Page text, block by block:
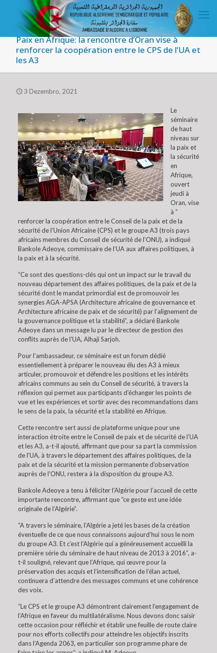
Paix en Afrique: la rencontre d’Oran vise à
renforcer la coopération entre le CPS de l’UA et
les A3
3 Dezembro, 2021
Le
séminaire
de haut
niveau sur
la paix et
la sécurité
en
Afrique,
ouvert
jeudi à
Oran, vise
à ”
renforcer la coopération entre le Conseil de la paix et de la
sécurité de l’Union Africaine (CPS) et le groupe A3 (trois pays
africains membres du Conseil de sécurité de l’ONU), a indiqué
Bankole Adeoye, commissaire de l’UA aux affaires politiques, à
la paix et à la sécurité.
“Ce sont des questions-clés qui ont un impact sur le travail du
nouveau département des affaires politiques, de la paix et de la
sécurité dont le mandat primordial est de promouvoir les
synergies AGA-APSA (Architecture africaine de gouvernance et
Architecture africaine de paix et de sécurité) par l’alignement de
la gouvernance politique et la stabilité”, a déclaré Bankole
Adeoye dans un message lu par le directeur de gestion des
conflits auprès de l’UA, Alhaji Sarjoh.
Pour l’ambassadeur, ce séminaire est un forum dédié
essentiellement à préparer le nouveau élu des A3 à mieux
articuler, promouvoir et défendre les positions et les intérêts
africains communs au sein du Conseil de sécurité, à travers la
réflexion qui permet aux participants d’échanger les points de
vue et les expériences et sortir avec des recommandations dans
le sens de la paix, la sécurité et la stabilité en Afrique.
Cette rencontre sert aussi de plateforme unique pour une
interaction étroite entre le Conseil de paix et de sécurité de l’UA
et les A3, a-t-il ajouté, affirmant que pour sa part la commission
de l’UA, à travers le département des affaires politiques, de la
paix et de la sécurité et la mission permanente d’observation
auprès de l’ONU, restera à la disposition du groupe A3.
Bankole Adeoye a tenu à féliciter l’Algérie pour l’accueil de cette
importante rencontre, affirmant que “ce geste est une idée
originale de l’Algérie”.
“A travers le séminaire, l’Algérie a jeté les bases de la création
éventuelle de ce que nous connaissons aujourd’hui sous le nom
du groupe A3. Et c’est l’Algérie qui a généreusement accueilli la
première série du séminaire de haut niveau de 2013 à 2016”, a-
t-il souligné, relevant que l’Afrique, qui œuvre pour la
préservation des acquis et l’intensification de l’élan actuel,
continuera d’attendre des messages communs et une cohérence
des voix.
“Le CPS et le groupe A3 démontrent clairement l’engagement de
l’Afrique en faveur du multilatéralisme. Nous devons donc saisir
cette occasion pour réfléchir et établir une feuille de route claire
pour nos efforts collectifs pour atteindre les objectifs inscrits
dans l’Agenda 2063, en particulier son programme phare de